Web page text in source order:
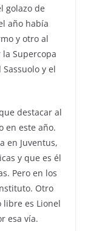
golazo de
año había
y otro al
Supercopa
y el
destacar al
en este año.
en Juventus,
y que es él
Pero en los
Otro
es Lionel
esa vía.